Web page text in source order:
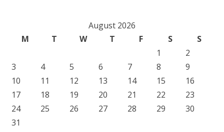
August 2026
M
T W T F S
S
1
2
3
4 5 6 7 8
9
10
11 12 13 14 15
16
17
18 19 20 21 22
23
24
25 26 27 28 29
30
31